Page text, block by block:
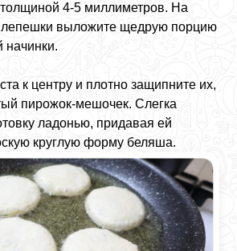
4-5 миллиметров. На
лепешки выложите щедрую порцию
к центру и плотно защипните их,
пирожок-мешочек. Слегка
ладонью, придавая ей
круглую форму беляша.